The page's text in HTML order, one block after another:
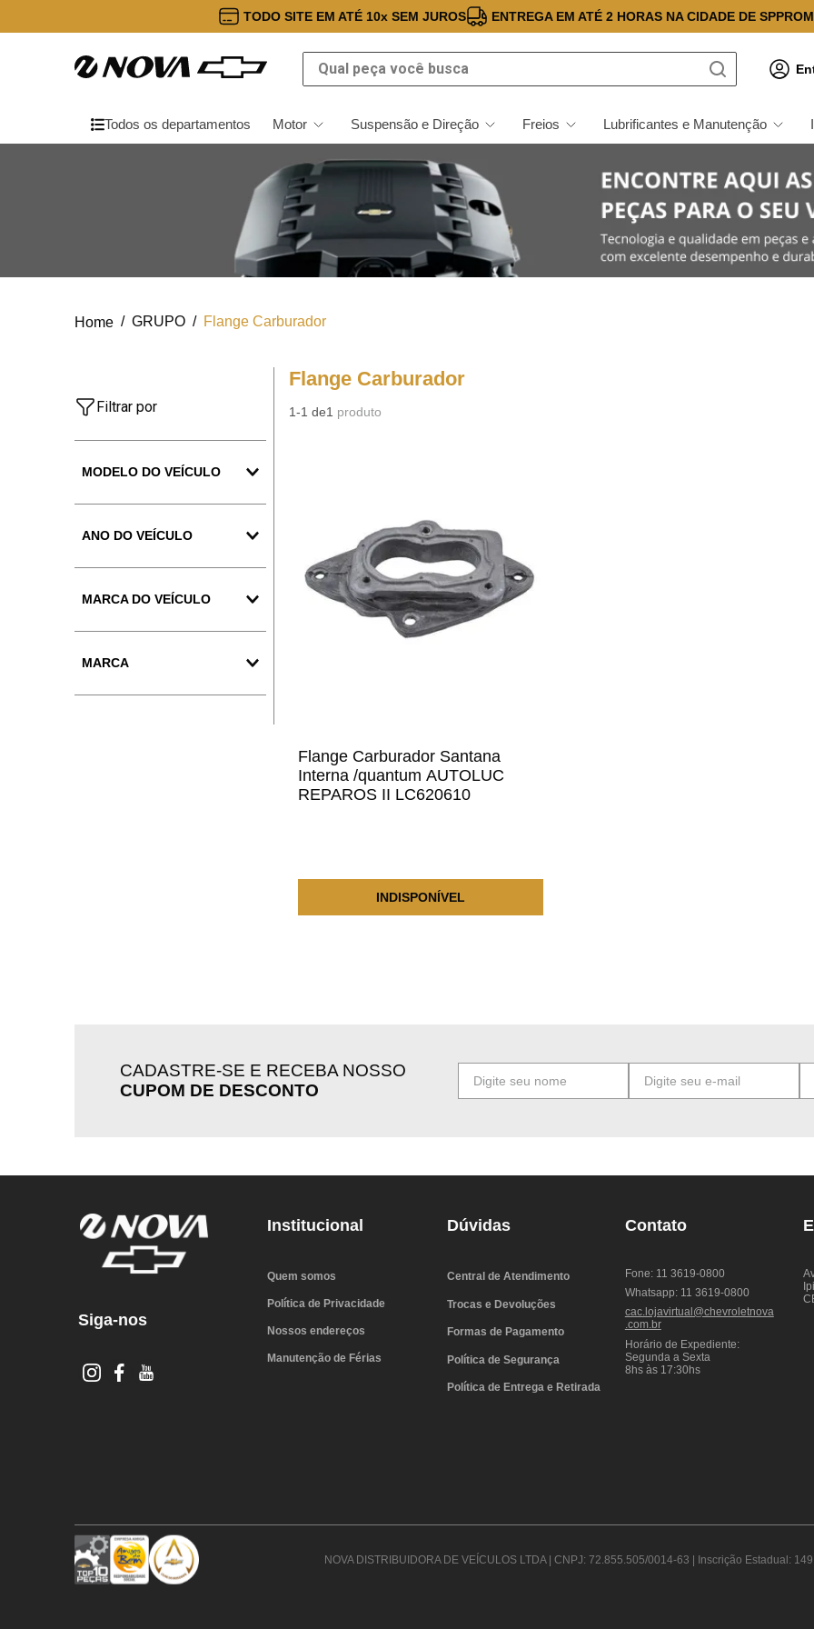
TODO SITE EM ATÉ 10x SEM JUROS ENTREGA EM ATÉ 2 HORAS NA CIDADE DE SP
Qual peça você busca
Todos os departamentos Motor Suspensão e Direção Freios Lubrificantes e Manutenção
GRUPO Flange Carburador
ANO DO VEÍCULO
1999
2002
2004
2005
MARCA
MARCA DO VEÍCULO
MODELO DO VEÍCULO
Flange Carburador
1-1 de1 produto
Flange Carburador Santana
Interna /quantum AUTOLUC
REPAROS II LC620610
INDISPONÍVEL
CADASTRE-SE E RECEBA NOSSO
CUPOM DE DESCONTO
Siga-nos
Institucional
Quem somos
Política de Privacidade
Nossos endereços
Manutenção de Férias
Dúvidas
Central de Atendimento
Trocas e Devoluções
Formas de Pagamento
Política de Segurança
Política de Entrega e Retirada
Contato
Fone: 11 3619-0800
Whatsapp: 11 3619-0800
cac.lojavirtual@chevroletnova
.com.br
Horário de Expediente:
Segunda a Sexta
8hs às 17:30hs
NOVA DISTRIBUIDORA DE VEÍCULOS LTDA | CNPJ: 72.855.505/0014-63 | Inscrição Estadual: